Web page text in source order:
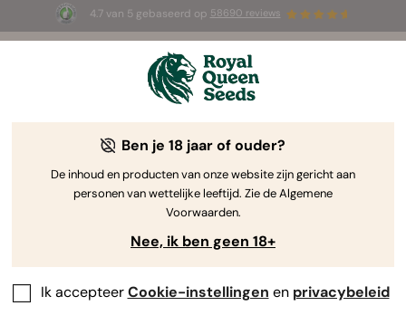
4.7 van 5 gebaseerd op 58690 reviews
☀️ Summer Sales: tot wel 50% korting
op geselecteerde producten! ⏤
Lifestyle, kleding & accessoires
Loop er stijlvol en comfy bij met onze premium
kledingcollectie, speciaal samengesteld voor fans
van wiet. De Royal Queen Seeds-kledinglijn
combineert modieuze designs met hoogwaardige
stoffen, waarmee je je passie voor hoogwaardige
zaden uit kunt dragen. Zeg 'high' tegen de rest van
Ben je 18 jaar of ouder?
De inhoud en producten van onze website zijn gericht aan
personen van wettelijke leeftijd. Zie de Algemene
Voorwaarden.
Nee, ik ben geen 18+
Ik accepteerCookie-instellingen en privacybeleid